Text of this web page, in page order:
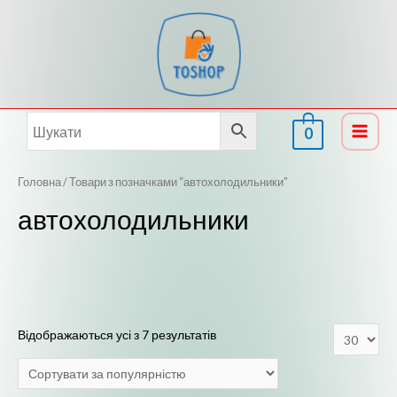
0
Main
Головна/ Товари з позначками “автохолодильники”
автохолодильники
Відображаються усі з 7 результатів